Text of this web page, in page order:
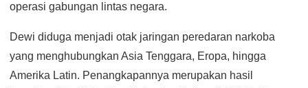
operasi gabungan lintas negara.
Dewi diduga menjadi otak jaringan peredaran narkoba
yang menghubungkan Asia Tenggara, Eropa, hingga
Amerika Latin. Penangkapannya merupakan hasil